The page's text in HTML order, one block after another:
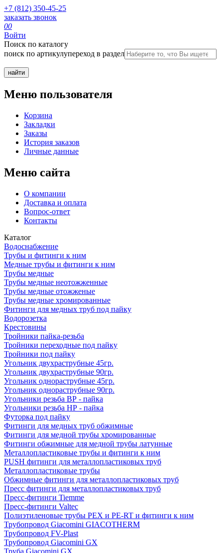
+7 (812) 350-45-25
заказать звонок
00
Войти
Поиск по каталогу
поиск по артикулупереход в раздел
Меню пользователя
Корзина
Закладки
Заказы
История заказов
Личные данные
Меню сайта
О компании
Доставка и оплата
Вопрос-ответ
Контакты
Каталог
Водоснабжение
Трубы и фитинги к ним
Медные трубы и фитинги к ним
Трубы медные
Трубы медные неотожженные
Трубы медные отожженые
Трубы медные хромированные
Фитинги для медных труб под пайку
Водорозетка
Крестовины
Тройники пайка-резьба
Тройники переходные под пайку
Тройники под пайку
Угольник двухраструбные 45гр.
Угольник двухраструбные 90гр.
Угольник однораструбные 45гр.
Угольник однораструбные 90гр.
Угольники резьба ВР - пайка
Угольники резьба НР - пайка
Футорка под пайку
Фитинги для медных труб обжимные
Фитинги для медной трубы хромированные
Фитинги обжимные для медной трубы латунные
Металлопластиковые трубы и фитинги к ним
PUSH фитинги для металлопластиковых труб
Металлопластиковые трубы
Обжимные фитинги для металлопластиковых труб
Пресс фитинги для металлопластиковых труб
Пресс-фитинги Tiemme
Пресс-фитинги Valtec
Полиэтиленовые трубы PEX и PE-RT и фитинги к ним
Трубопровод Giacomini GIACOTHERM
Трубопровод FV-Plast
Трубопровод Giacomini GX
Труба Giacomini GX